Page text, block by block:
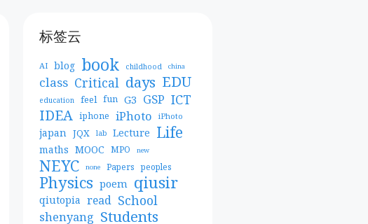
标签云
AI blog book childhood china
class Critical days EDU
education feel fun G3 GSP ICT
IDEA iphone iPhoto iPhoto
japan JQX lab Lecture Life
maths MOOC MPO new
NEYC none Papers peoples
Physics poem qiusir
qiutopia read School
shenyang Students